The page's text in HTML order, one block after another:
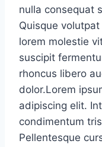
nulla consequat
Quisque
lorem molestie
suscipit
rhoncus libero
dolor.Lorem
adipiscing elit.
condimentum
Pellentesque